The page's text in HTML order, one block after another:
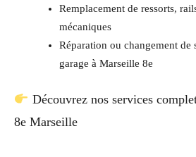
Remplacement de ressorts,
mécaniques
Réparation ou changement de
garage à Marseille 8e
Découvrez nos services
8e Marseille